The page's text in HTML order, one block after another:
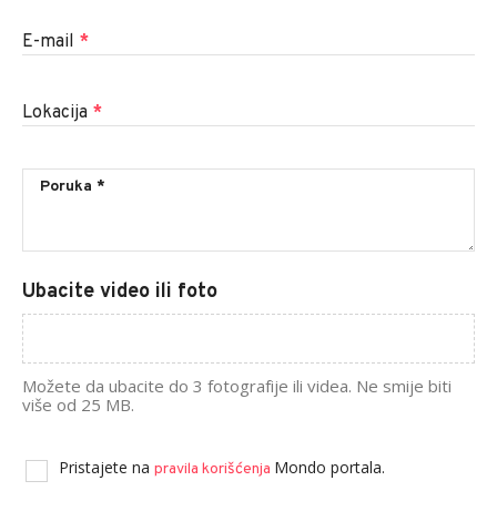
E-mail *
Lokacija *
Ubacite video ili foto
Možete da ubacite do 3 fotografije ili videa. Ne smije biti
više od 25 MB.
Pristajete na pravila korišćenja Mondo portala.